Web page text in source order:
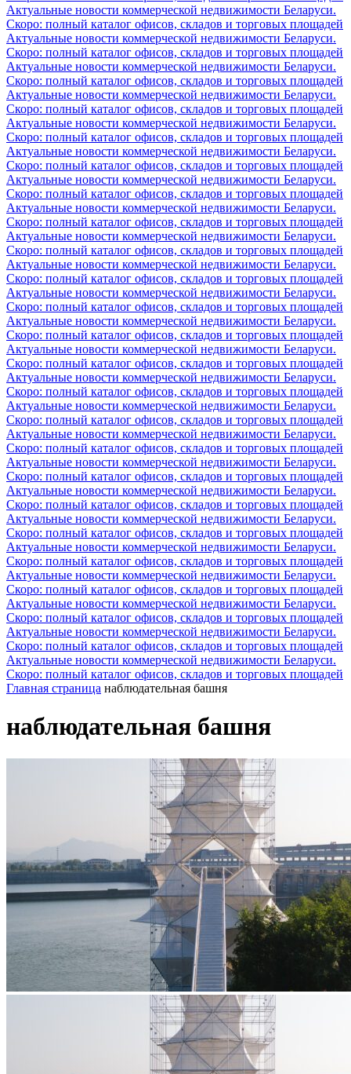
Актуальные новости коммерческой недвижимости Беларуси.
Скоро: полный каталог офисов, складов и торговых площадей
Актуальные новости коммерческой недвижимости Беларуси.
Скоро: полный каталог офисов, складов и торговых площадей
Актуальные новости коммерческой недвижимости Беларуси.
Скоро: полный каталог офисов, складов и торговых площадей
Актуальные новости коммерческой недвижимости Беларуси.
Скоро: полный каталог офисов, складов и торговых площадей
Актуальные новости коммерческой недвижимости Беларуси.
Скоро: полный каталог офисов, складов и торговых площадей
Актуальные новости коммерческой недвижимости Беларуси.
Скоро: полный каталог офисов, складов и торговых площадей
Актуальные новости коммерческой недвижимости Беларуси.
Скоро: полный каталог офисов, складов и торговых площадей
Актуальные новости коммерческой недвижимости Беларуси.
Скоро: полный каталог офисов, складов и торговых площадей
Актуальные новости коммерческой недвижимости Беларуси.
Скоро: полный каталог офисов, складов и торговых площадей
Актуальные новости коммерческой недвижимости Беларуси.
Скоро: полный каталог офисов, складов и торговых площадей
Актуальные новости коммерческой недвижимости Беларуси.
Скоро: полный каталог офисов, складов и торговых площадей
Актуальные новости коммерческой недвижимости Беларуси.
Скоро: полный каталог офисов, складов и торговых площадей
Актуальные новости коммерческой недвижимости Беларуси.
Скоро: полный каталог офисов, складов и торговых площадей
Актуальные новости коммерческой недвижимости Беларуси.
Скоро: полный каталог офисов, складов и торговых площадей
Актуальные новости коммерческой недвижимости Беларуси.
Скоро: полный каталог офисов, складов и торговых площадей
Актуальные новости коммерческой недвижимости Беларуси.
Скоро: полный каталог офисов, складов и торговых площадей
Актуальные новости коммерческой недвижимости Беларуси.
Скоро: полный каталог офисов, складов и торговых площадей
Актуальные новости коммерческой недвижимости Беларуси.
Скоро: полный каталог офисов, складов и торговых площадей
Актуальные новости коммерческой недвижимости Беларуси.
Скоро: полный каталог офисов, складов и торговых площадей
Актуальные новости коммерческой недвижимости Беларуси.
Скоро: полный каталог офисов, складов и торговых площадей
Актуальные новости коммерческой недвижимости Беларуси.
Скоро: полный каталог офисов, складов и торговых площадей
Актуальные новости коммерческой недвижимости Беларуси.
Скоро: полный каталог офисов, складов и торговых площадей
Актуальные новости коммерческой недвижимости Беларуси.
Скоро: полный каталог офисов, складов и торговых площадей
Актуальные новости коммерческой недвижимости Беларуси.
Скоро: полный каталог офисов, складов и торговых площадей
Главная страница наблюдательная башня
наблюдательная башня